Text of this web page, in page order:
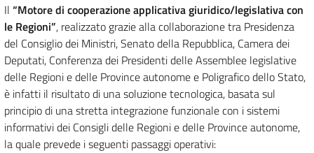
Il “Motore di cooperazione applicativa giuridico/legislativa con
le Regioni”, realizzato grazie alla collaborazione tra Presidenza
del Consiglio dei Ministri, Senato della Repubblica, Camera dei
Deputati, Conferenza dei Presidenti delle Assemblee legislative
delle Regioni e delle Province autonome e Poligrafico dello Stato,
è infatti il risultato di una soluzione tecnologica, basata sul
principio di una stretta integrazione funzionale con i sistemi
informativi dei Consigli delle Regioni e delle Province autonome,
la quale prevede i seguenti passaggi operativi: